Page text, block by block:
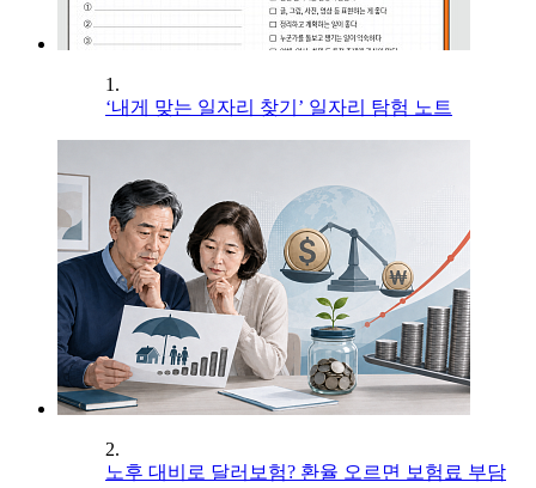
1.
‘내게 맞는 일자리 찾기’ 일자리 탐험 노트
2.
노후 대비로 달러보험? 환율 오르면 보험료 부담